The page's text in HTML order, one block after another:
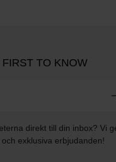
TO KNOW
direkt till din inbox? Vi
exklusiva erbjudanden!